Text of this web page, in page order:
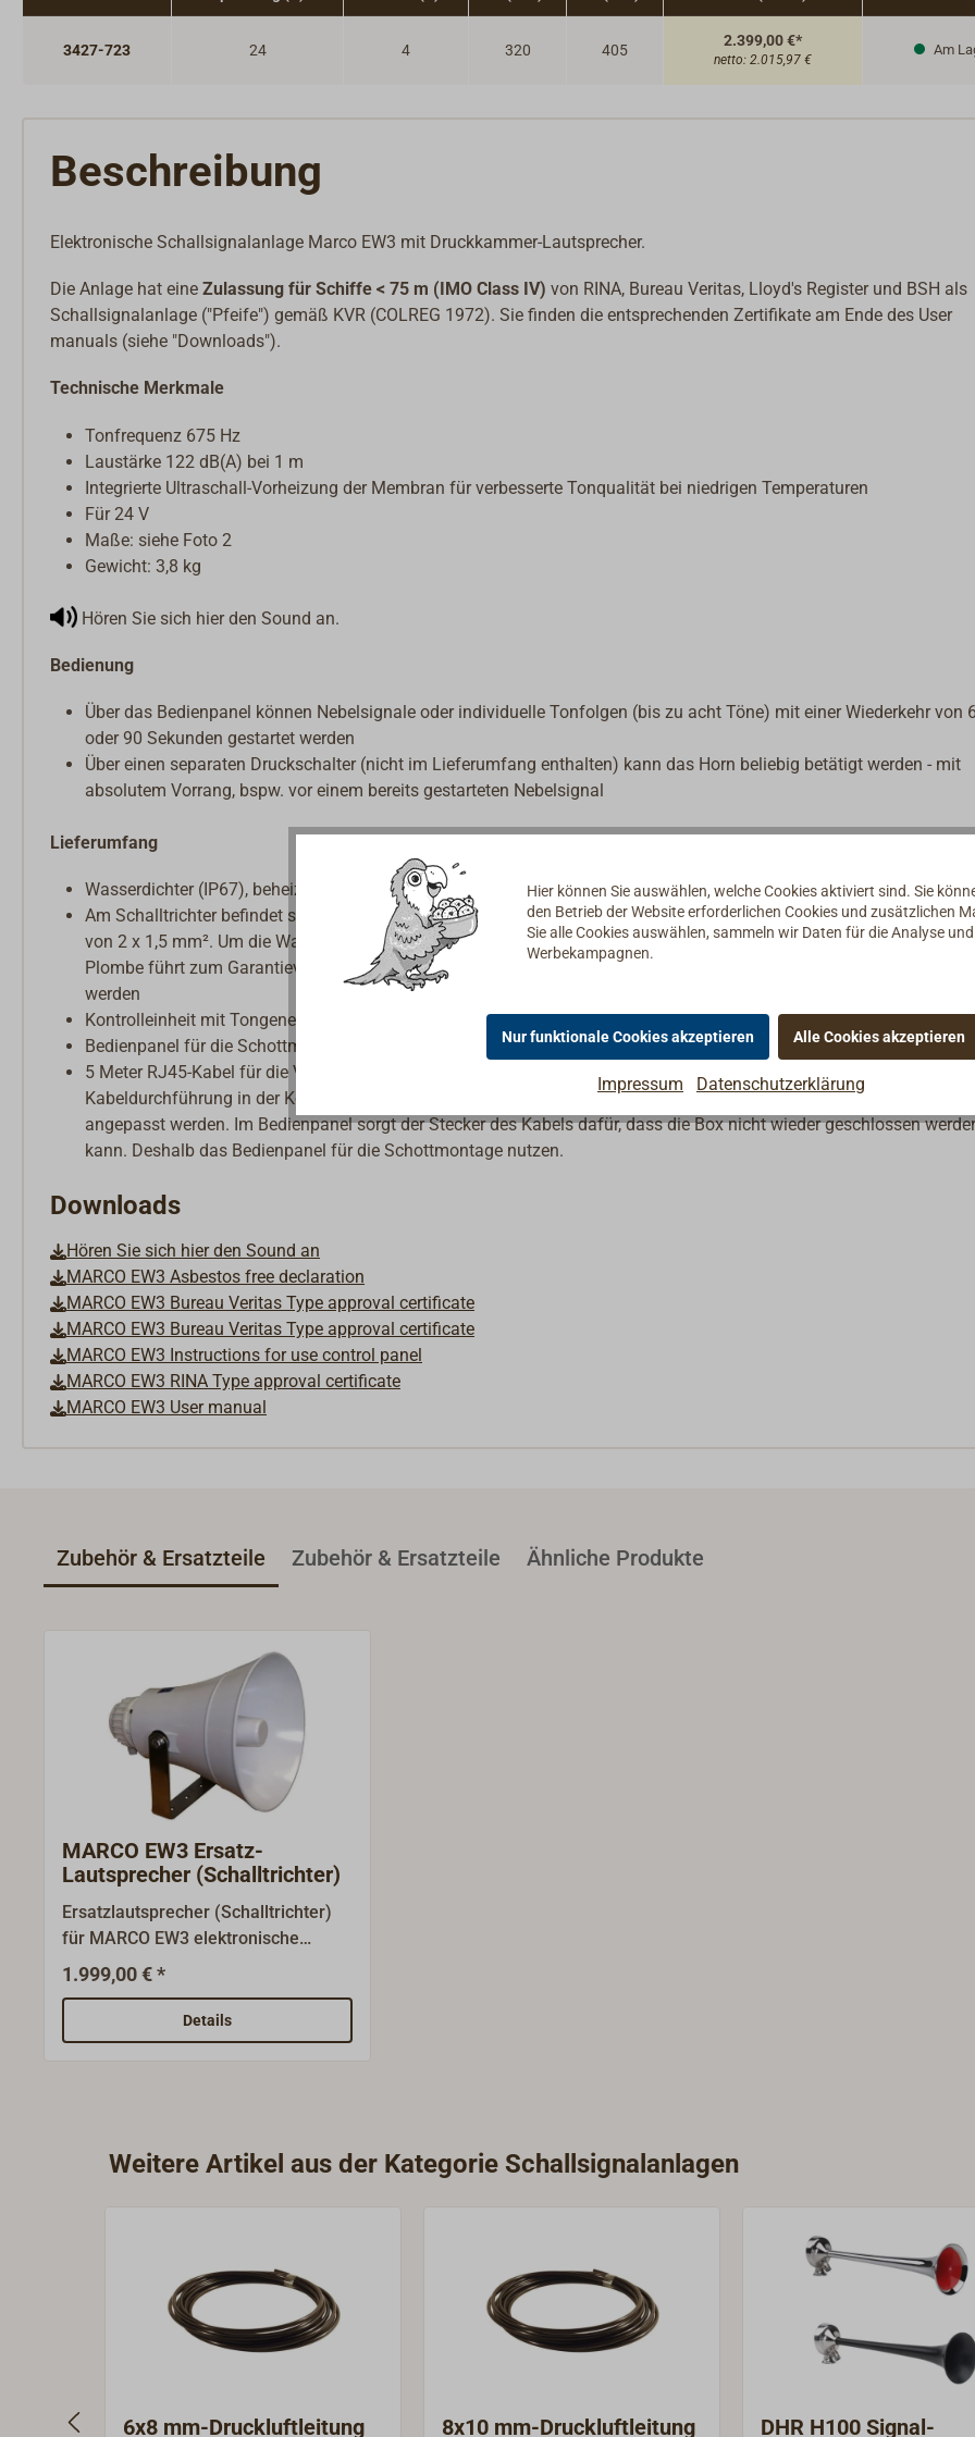
3427-723 24 4 320 405
2.399,00 €*
netto: 2.015,97 €
Am
Beschreibung
Elektronische Schallsignalanlage Marco EW3 mit Druckkammer-Lautsprecher.
Die Anlage hat eine Zulassung für Schiffe < 75 m (IMO Class IV) von RINA, Bureau Veritas, Lloyd's Register und BSH als
Schallsignalanlage ("Pfeife") gemäß KVR (COLREG 1972). Sie finden die entsprechenden Zertifikate am Ende des User
manuals (siehe "Downloads").
Technische Merkmale
Tonfrequenz 675 Hz
Laustärke 122 dB(A) bei 1 m
Integrierte Ultraschall-Vorheizung der Membran für verbesserte Tonqualität bei niedrigen Temperaturen
Für 24 V
Maße: siehe Foto 2
Gewicht: 3,8 kg
Hören Sie sich hier den Sound an.
Bedienung
Über das Bedienpanel können Nebelsignale oder individuelle Tonfolgen (bis zu acht Töne) mit einer Wiederkehr von
oder 90 Sekunden gestartet werden
Über einen separaten Druckschalter (nicht im Lieferumfang enthalten) kann das Horn beliebig betätigt werden - mit
absolutem Vorrang, bspw. vor einem bereits gestarteten Nebelsignal
Lieferumfang
Wasserdichter (IP67), beheizbarer Schalltrichter (Lautsprecher) mit Bügel zur Montage am Mast
Am Schalltrichter befindet sich ein werkseitig montiertes, ein Meter langes, verzinntes Stromkabel mit einem
von 2 x 1,5 mm². Um die Wasserdichtigkeit zu gewährleisten wurde dessen Kabelverschraubung verplombt (Öffnen
Plombe führt zum Garantieverlust). Die benötigte Kabellänge bis zur Kontrolleinheit muss an dieses Kabel
werden
Kontrolleinheit mit Tongenerator für die unter-Deck-Montage
Bedienpanel für die Schottmontage
5 Meter RJ45-Kabel für die Verbindung von Bedienpanel und Kontrolleinheit.
Hinweis:
Die wasserdichte
Kabeldurchführung in der Kontrolleinheit ist leider zu klein für die Steckergröße dieses Kabels und muss deshalb
angepasst werden. Im Bedienpanel sorgt der Stecker des Kabels dafür, dass die Box nicht wieder geschlossen
kann. Deshalb das Bedienpanel für die Schottmontage nutzen.
Downloads
Hören Sie sich hier den Sound an
MARCO EW3 Asbestos free declaration
MARCO EW3 Bureau Veritas Type approval certificate
MARCO EW3 Bureau Veritas Type approval certificate
MARCO EW3 Instructions for use control panel
MARCO EW3 RINA Type approval certificate
MARCO EW3 User manual
Zubehör & Ersatzteile Zubehör & Ersatzteile Ähnliche Produkte
MARCO EW3 Ersatz-
Lautsprecher (Schalltrichter)
Ersatzlautsprecher (Schalltrichter)
für MARCO EW3 elektronische
Schallsignalanlage. Zugelassen für
IMO Class III (Schiffe 20 bis 75 m),
mit EU- und BSH- Zulassung.Zur
Montage im Mast.Auch als
1.999,00 € *
Details
Weitere Artikel aus der Kategorie Schallsignalanlagen
6x8 mm-Druckluftleitung 8x10 mm-Druckluftleitung DHR H100 Signal-
Hier können Sie auswählen, welche Cookies aktiviert sind. Sie
den Betrieb der Website erforderlichen Cookies und zusätzlichen
Sie alle Cookies auswählen, sammeln wir Daten für die Analyse
Werbekampagnen.
Nur funktionale Cookies akzeptieren Alle Cookies akzeptieren
Impressum Datenschutzerklärung